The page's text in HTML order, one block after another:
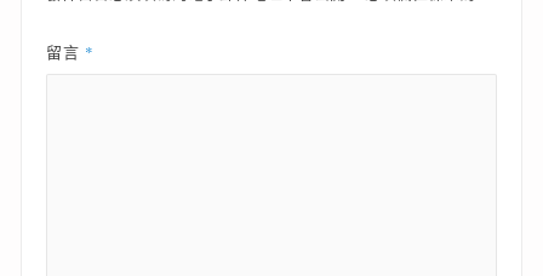
留言 *